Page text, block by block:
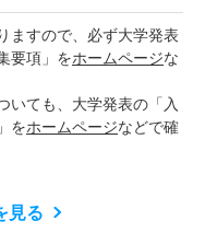
ますので、必ず大学発表
要項」をホームページな
いても、大学発表の「入
をホームページなどで確
見る